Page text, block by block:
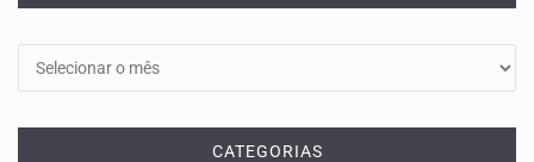
CATEGORIAS